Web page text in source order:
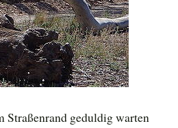
Straßenrand geduldig warten